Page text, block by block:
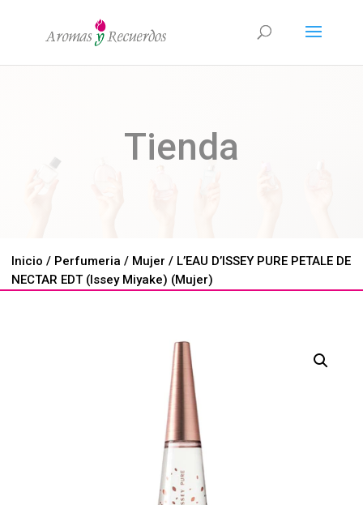
Tienda
Inicio / Perfumeria / Mujer / L’EAU D’ISSEY PURE PETALE DE
NECTAR EDT (Issey Miyake) (Mujer)